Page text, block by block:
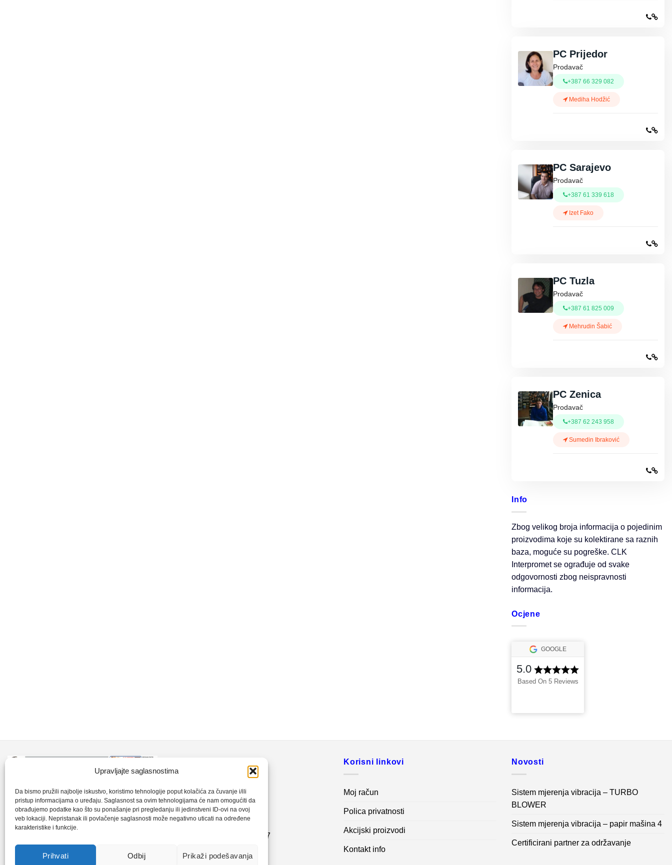
Upravljajte saglasnostima
Da bismo pružili najbolje iskustvo, koristimo tehnologije poput kolačića za čuvanje i/ili
pristup informacijama o uređaju. Saglasnost sa ovim tehnologijama će nam omogućiti da
obrađujemo podatke kao što su ponašanje pri pregledanju ili jedinstveni ID-ovi na ovoj
veb lokaciji. Nepristanak ili povlačenje saglasnosti može negativno uticati na određene
karakteristike i funkcije.
Prihvati Odbij Prikaži podešavanja
PC Prijedor
Prodavač
+387 66 329 082
Mediha Hodžić
PC Sarajevo
Prodavač
+387 61 339 618
Izet Fako
PC Tuzla
Prodavač
+387 61 825 009
Mehrudin Šabić
PC Zenica
Prodavač
+387 62 243 958
Sumedin Ibraković
Info
Zbog velikog broja informacija o pojedinim
proizvodima koje su kolektirane sa raznih
baza, moguće su pogreške. CLK
Interpromet se ograđuje od svake
odgovornosti zbog neispravnosti
informacija.
Ocjene
GOOGLE
5.0
Based On 5 Reviews
CLK-Interpromet d.o.o. posluje u sastavu
grupe SKF distributera od 1996. godine,
gdje s ponosom mozemo reci da smo
najveci distributer SKF-a na podrucju
+387 35 720 560
clkm@bih.net.ba
+387 62 995 767
Korisni linkovi
Moj račun
Polica privatnosti
Akcijski proizvodi
Kontakt info
Novosti
Sistem mjerenja vibracija – TURBO
BLOWER
Sistem mjerenja vibracija – papir mašina 4
Certificirani partner za održavanje